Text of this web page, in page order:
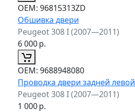
ОЕМ: 96815313ZD
Обшивка двери
Peugeot 308 I (2007—2011)
6 000р.
ОЕМ: 9688948080
Проводка двери задней левой
Peugeot 308 I (2007—2011)
1 000р.